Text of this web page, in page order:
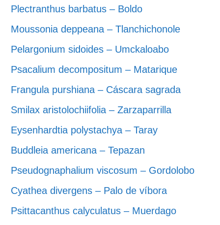
Plectranthus barbatus – Boldo
Moussonia deppeana – Tlanchichonole
Pelargonium sidoides – Umckaloabo
Psacalium decompositum – Matarique
Frangula purshiana – Cáscara sagrada
Smilax aristolochiifolia – Zarzaparrilla
Eysenhardtia polystachya – Taray
Buddleia americana – Tepazan
Pseudognaphalium viscosum – Gordolobo
Cyathea divergens – Palo de víbora
Psittacanthus calyculatus – Muerdago